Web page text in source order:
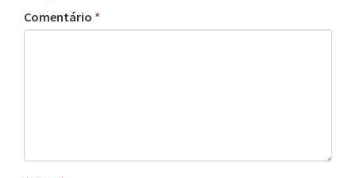
Comentário *